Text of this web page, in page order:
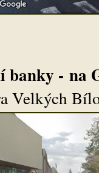
banky - na
Velkých